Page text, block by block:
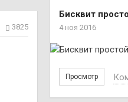
Бисквит
4 ноя 2016
Просмотр
3825